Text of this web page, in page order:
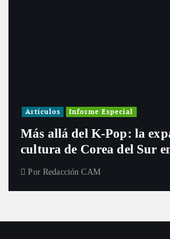
Artículos Informe Especial
Más allá del K-Pop: la
cultura de Corea del Sur
Por Redacción CAM